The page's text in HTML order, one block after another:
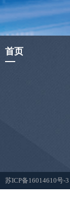
首页
苏ICP备16014610号-3